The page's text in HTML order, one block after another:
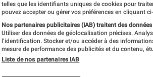
telles que les identifiants uniques de cookies pour
pouvez accepter ou gérer vos préférences en cliquant
Nos partenaires publicitaires (IAB) traitent des
Utiliser des données de géolocalisation précises.
l’identification. Stocker et/ou accéder à des
mesure de performance des publicités et du contenu,
Liste de nos partenaires IAB